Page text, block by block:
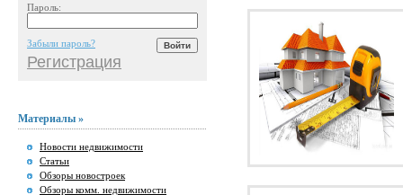
Пароль:
Забыли пароль?
Регистрация
Материалы »
Новости недвижимости
Статьи
Обзоры новостроек
Обзоры комм. недвижимости